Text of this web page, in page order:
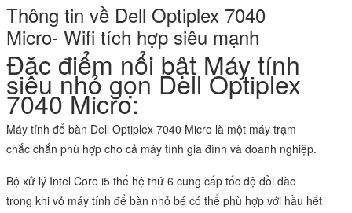
Thông tin về Dell Optiplex 7040
Micro- Wifi tích hợp siêu mạnh
Đặc điểm nổi bật Máy tính
siêu nhỏ gọn Dell Optiplex
7040 Micro:
Máy tính để bàn Dell Optiplex 7040 Micro là một máy trạm
chắc chắn phù hợp cho cả máy tính gia đình và doanh nghiệp.
Bộ xử lý Intel Core i5 thế hệ thứ 6 cung cấp tốc độ dồi dào
trong khi vỏ máy tính để bàn nhỏ bé có thể phù hợp với hầu hết